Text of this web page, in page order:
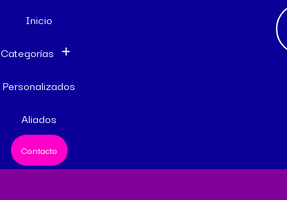
Inicio
Categorías
Personalizados
Aliados
Contacto